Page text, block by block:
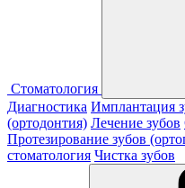
Стоматология
Диагностика Имплантация
(ортодонтия) Лечение зубов
Протезирование зубов
стоматология Чистка зубов